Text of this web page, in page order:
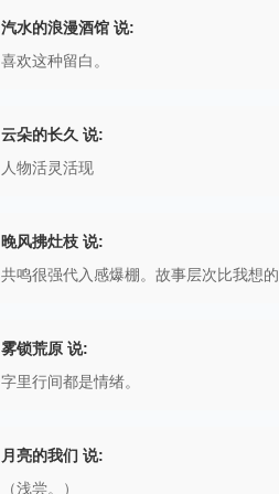
汽水的浪漫酒馆 说:
喜欢这种留白。
云朵的长久 说:
人物活灵活现
晚风拂灶枝 说:
共鸣很强代入感爆棚。故事层次比我想
雾锁荒原 说:
字里行间都是情绪。
月亮的我们 说:
（浅尝。）